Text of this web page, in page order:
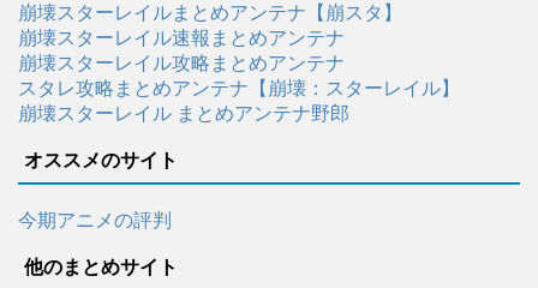
崩壊スターレイルまとめアンテナ【崩スタ】
崩壊スターレイル速報まとめアンテナ
崩壊スターレイル攻略まとめアンテナ
スタレ攻略まとめアンテナ【崩壊：スターレイル】
崩壊スターレイル まとめアンテナ野郎
オススメのサイト
今期アニメの評判
他のまとめサイト